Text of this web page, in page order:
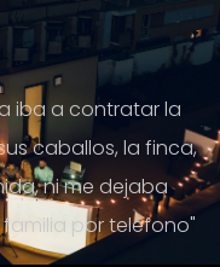
iba a contratar la
caballos, la finca,
ni me dejaba
por teléfono"